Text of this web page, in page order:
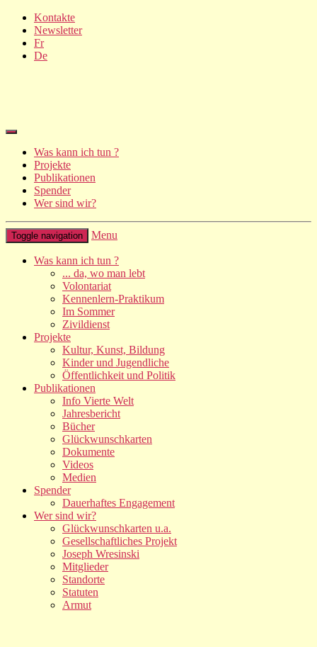
Kontakte
Newsletter
Fr
De
Was kann ich tun ?
Projekte
Publikationen
Spender
Wer sind wir?
Toggle navigation Menu
Was kann ich tun ?
... da, wo man lebt
Volontariat
Kennenlern-Praktikum
Im Sommer
Zivildienst
Projekte
Kultur, Kunst, Bildung
Kinder und Jugendliche
Öffentlichkeit und Politik
Publikationen
Info Vierte Welt
Jahresbericht
Bücher
Glückwunschkarten
Dokumente
Videos
Medien
Spender
Dauerhaftes Engagement
Wer sind wir?
Glückwunschkarten u.a.
Gesellschaftliches Projekt
Joseph Wresinski
Mitglieder
Standorte
Statuten
Armut